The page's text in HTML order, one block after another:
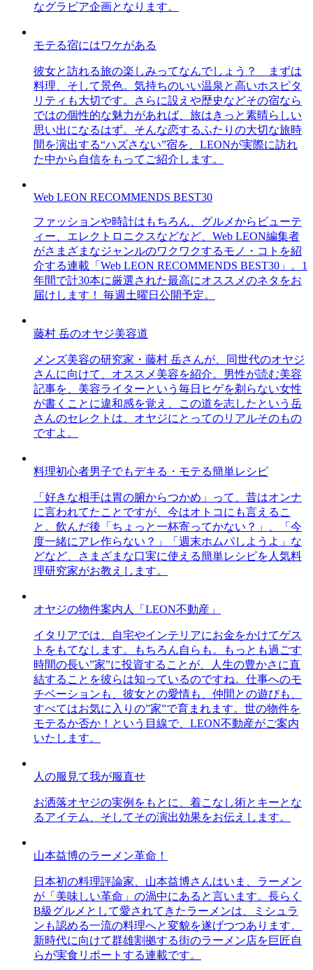
なグラビア企画となります。
モテる宿にはワケがある
彼女と訪れる旅の楽しみってなんでしょう？ まずは
料理、そして景色。気持ちのいい温泉と高いホスピタ
リティも大切です。さらに設えや歴史などその宿なら
ではの個性的な魅力があれば、旅はきっと素晴らしい
思い出になるはず。そんな恋するふたりの大切な旅時
間を演出する“ハズさない”宿を、LEONが実際に訪れ
た中から自信をもってご紹介します。
Web LEON RECOMMENDS BEST30
ファッションや時計はもちろん、グルメからビューテ
ィー、エレクトロニクスなどなど、Web LEON編集者
がさまざまなジャンルのワクワクするモノ・コトを紹
介する連載「Web LEON RECOMMENDS BEST30」。1
年間で計30本に厳選された最高にオススメのネタをお
届けします！ 毎週土曜日公開予定。
藤村 岳のオヤジ美容道
メンズ美容の研究家・藤村 岳さんが、同世代のオヤジ
さんに向けて、オススメ美容を紹介。男性が読む美容
記事を、美容ライターという毎日ヒゲを剃らない女性
が書くことに違和感を覚え、この道を志したという岳
さんのセレクトは、オヤジにとってのリアルそのもの
ですよ。
料理初心者男子でもデキる・モテる簡単レシピ
「好きな相手は胃の腑からつかめ」って、昔はオンナ
に言われてたことですが、今はオトコにも言えるこ
と。飲んだ後「ちょっと一杯寄ってかない？」、「今
度一緒にアレ作らない？」「週末ホムパしようよ」な
どなど、さまざまな口実に使える簡単レシピを人気料
理研究家がお教えします。
オヤジの物件案内人「LEON不動産」
イタリアでは、自宅やインテリアにお金をかけてゲス
トをもてなします。もちろん自らも。もっとも過ごす
時間の長い”家”に投資することが、人生の豊かさに直
結することを彼らは知っているのですね。仕事へのモ
チベーションも、彼女との愛情も、仲間との遊びも、
すべてはお気に入りの”家”で育まれます。世の物件を
モテるか否か！という目線で、LEON不動産がご案内
いたします。
人の服見て我が服直せ
お洒落オヤジの実例をもとに、着こなし術とキーとな
るアイテム、そしてその演出効果をお伝えします。
山本益博のラーメン革命！
日本初の料理評論家、山本益博さんはいま、ラーメン
が「美味しい革命」の渦中にあると言います。長らく
B級グルメとして愛されてきたラーメンは、ミシュラ
ンも認める一流の料理へと変貌を遂げつつあります。
新時代に向けて群雄割拠する街のラーメン店を巨匠自
らが実食リポートする連載です。